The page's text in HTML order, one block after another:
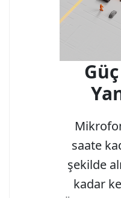
saate
şekilde
kadar